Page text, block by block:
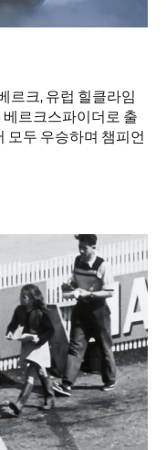
르크, 유럽 힐클라임
르크스파이더로 출
모두 우승하며 챔피언